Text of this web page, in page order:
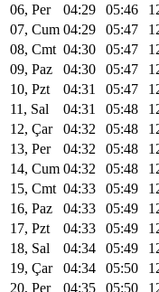
06, Per
04:29 05:46
07, Cum 04:29 05:47
08, Cmt 04:30 05:47
09, Paz
04:30 05:47
10, Pzt
04:31 05:47
11, Sal
04:31 05:48
12, Çar
04:32 05:48
13, Per
04:32 05:48
14, Cum 04:32 05:48
15, Cmt 04:33 05:49
16, Paz
04:33 05:49
17, Pzt
04:33 05:49
18, Sal
04:34 05:49
19, Çar
04:34 05:50
20, Per
04:35 05:50